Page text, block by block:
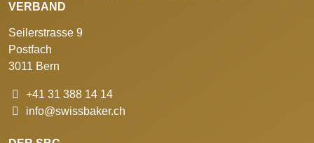
VERBAND
Seilerstrasse 9
Postfach
3011 Bern
+41 31 388 14 14
info@swissbaker.ch